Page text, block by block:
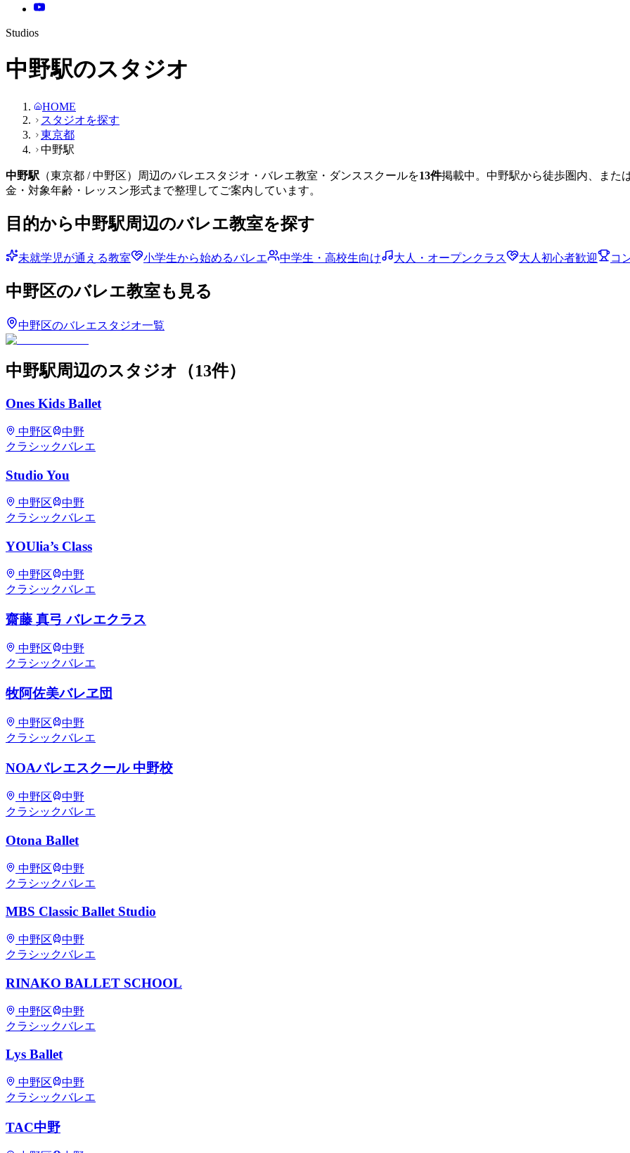
Studios
中野駅のスタジオ
HOME
スタジオを探す
東京都
中野駅
中野駅 （東京都 / 中野区）周辺のバレエスタジオ・バレエ教室・ダンススクールを13件掲載中。 中野駅から徒歩圏内、また
金・対象年齢・レッスン形式まで整理してご案内しています。
目的から中野駅周辺のバレエ教室を探す
未就学児が通える教室 小学生から始めるバレエ 中学生・高校生向け 大人・オープンクラス 大人初心者歓迎 コ
中野区のバレエ教室も見る
中野区のバレエスタジオ一覧
中野駅周辺のスタジオ （13件）
Ones Kids Ballet
中野区
中野
クラシックバレエ
Studio You
中野区
中野
クラシックバレエ
YOUlia’s Class
中野区
中野
クラシックバレエ
齋藤 真弓 バレエクラス
中野区
中野
クラシックバレエ
牧阿佐美バレヱ団
中野区
中野
クラシックバレエ
NOAバレエスクール 中野校
中野区
中野
クラシックバレエ
Otona Ballet
中野区
中野
クラシックバレエ
MBS Classic Ballet Studio
中野区
中野
クラシックバレエ
RINAKO BALLET SCHOOL
中野区
中野
クラシックバレエ
Lys Ballet
中野区
中野
クラシックバレエ
TAC中野